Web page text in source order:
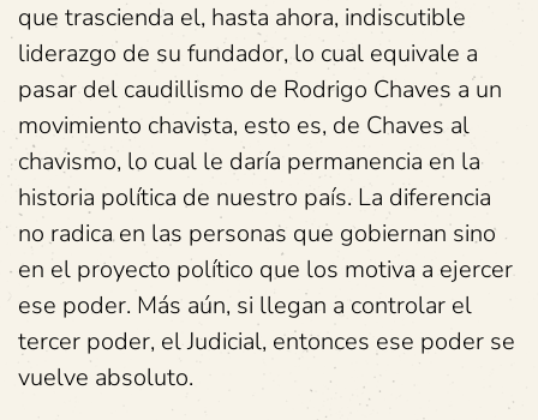
que trascienda el, hasta ahora, indiscutible
liderazgo de su fundador, lo cual equivale a
pasar del caudillismo de Rodrigo Chaves a un
movimiento chavista, esto es, de Chaves al
chavismo, lo cual le daría permanencia en la
historia política de nuestro país. La diferencia
no radica en las personas que gobiernan sino
en el proyecto político que los motiva a ejercer
ese poder. Más aún, si llegan a controlar el
tercer poder, el Judicial, entonces ese poder se
vuelve absoluto.